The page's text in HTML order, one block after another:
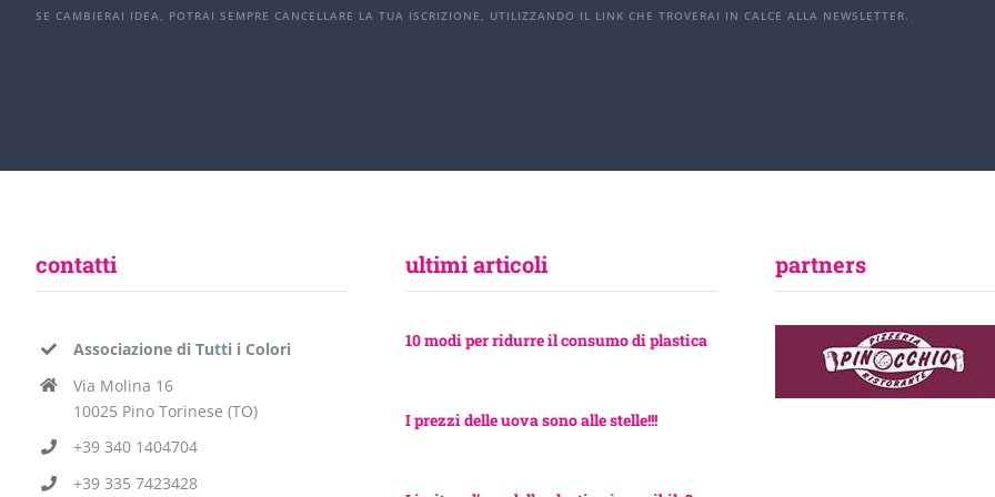
SE CAMBIERAI IDEA, POTRAI SEMPRE CANCELLARE LA TUA ISCRIZIONE, UTILIZZANDO IL LINK CHE TROVERAI IN CALCE ALLA NEWSLETTER.
contatti
Associazione di Tutti i Colori
Via Molina 16
10025 Pino Torinese (TO)
+39 340 1404704
+39 335 7423428
ultimi articoli
10 modi per ridurre il consumo di plastica
I prezzi delle uova sono alle stelle!!!
partners